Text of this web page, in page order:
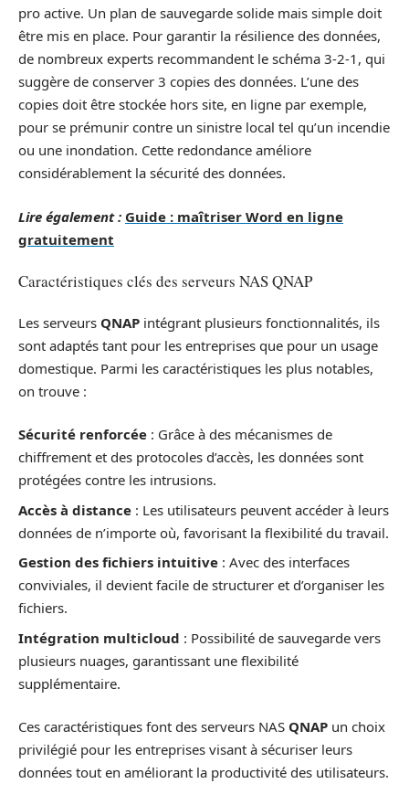
pro active. Un plan de sauvegarde solide mais simple doit
être mis en place. Pour garantir la résilience des données,
de nombreux experts recommandent le schéma 3-2-1, qui
suggère de conserver 3 copies des données. L’une des
copies doit être stockée hors site, en ligne par exemple,
pour se prémunir contre un sinistre local tel qu’un incendie
ou une inondation. Cette redondance améliore
considérablement la sécurité des données.
Lire également : Guide : maîtriser Word en ligne
gratuitement
Caractéristiques clés des serveurs NAS QNAP
Les serveurs QNAP intégrant plusieurs fonctionnalités, ils
sont adaptés tant pour les entreprises que pour un usage
domestique. Parmi les caractéristiques les plus notables,
on trouve :
Sécu­rité renforcée : Grâce à des mécanismes de
chiffrement et des protocoles d’accès, les données sont
protégées contre les intrusions.
Accès à distance : Les utilisateurs peuvent accéder à leurs
données de n’importe où, favorisant la flexibilité du travail.
Gestion des fichiers intuitive : Avec des interfaces
conviviales, il devient facile de structurer et d’organiser les
fichiers.
Intégration multicloud : Possibilité de sauvegarde vers
plusieurs nuages, garantissant une flexibilité
supplémentaire.
Ces caractéristiques font des serveurs NAS QNAP un choix
privilégié pour les entreprises visant à sécuriser leurs
données tout en améliorant la productivité des utilisateurs.